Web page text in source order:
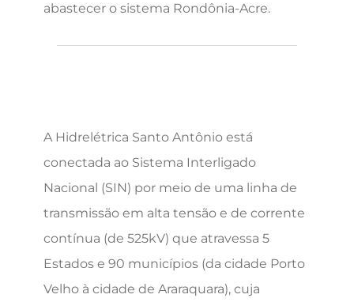
abastecer o sistema Rondônia-Acre.
A Hidrelétrica Santo Antônio está
conectada ao Sistema Interligado
Nacional (SIN) por meio de uma linha de
transmissão em alta tensão e de corrente
contínua (de 525kV) que atravessa 5
Estados e 90 municípios (da cidade Porto
Velho à cidade de Araraquara), cuja